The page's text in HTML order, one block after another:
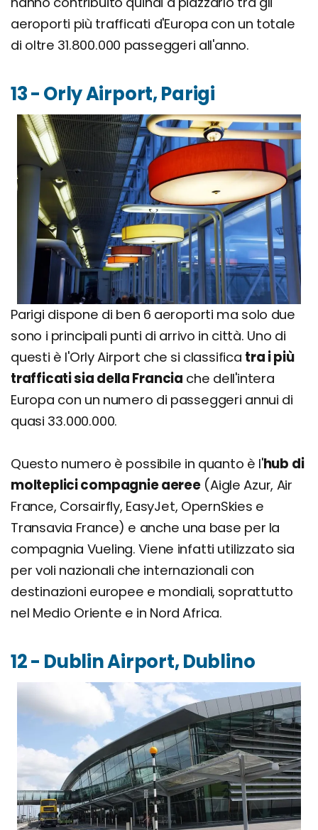
aeroporti più trafficati d'Europa con un totale
di oltre 31.800.000 passeggeri all'anno.
13 - Orly Airport, Parigi
Parigi dispone di ben 6 aeroporti ma solo due
sono i principali punti di arrivo in città. Uno di
questi è l'Orly Airport che si classifica tra i più
trafficati sia della Francia che dell'intera
Europa con un numero di passeggeri annui di
quasi 33.000.000.
Questo numero è possibile in quanto è l'hub di
molteplici compagnie aeree(Aigle Azur, Air
France, Corsairfly, EasyJet, OpernSkies e
Transavia France) e anche una base per la
compagnia Vueling. Viene infatti utilizzato sia
per voli nazionali che internazionali con
destinazioni europee e mondiali, soprattutto
nel Medio Oriente e in Nord Africa.
12 - Dublin Airport, Dublino